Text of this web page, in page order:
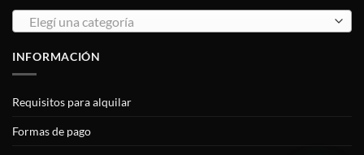
Elegí una categoría
INFORMACIÓN
Requisitos para alquilar
Formas de pago